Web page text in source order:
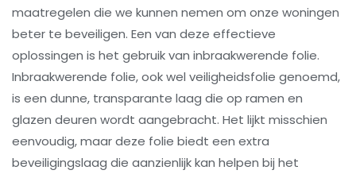
maatregelen die we kunnen nemen om onze woningen
beter te beveiligen. Een van deze effectieve
oplossingen is het gebruik van inbraakwerende folie.
Inbraakwerende folie, ook wel veiligheidsfolie genoemd,
is een dunne, transparante laag die op ramen en
glazen deuren wordt aangebracht. Het lijkt misschien
eenvoudig, maar deze folie biedt een extra
beveiligingslaag die aanzienlijk kan helpen bij het